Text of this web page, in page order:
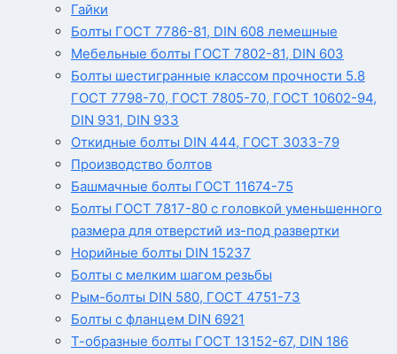
Гайки
Болты ГОСТ 7786-81, DIN 608 лемешные
Мебельные болты ГОСТ 7802-81, DIN 603
Болты шестигранные классом прочности 5.8
ГОСТ 7798-70, ГОСТ 7805-70, ГОСТ 10602-94,
DIN 931, DIN 933
Откидные болты DIN 444, ГОСТ 3033-79
Производство болтов
Башмачные болты ГОСТ 11674-75
Болты ГОСТ 7817-80 с головкой уменьшенного
размера для отверстий из-под развертки
Норийные болты DIN 15237
Болты с мелким шагом резьбы
Рым-болты DIN 580, ГОСТ 4751-73
Болты с фланцем DIN 6921
Т-образные болты ГОСТ 13152-67, DIN 186